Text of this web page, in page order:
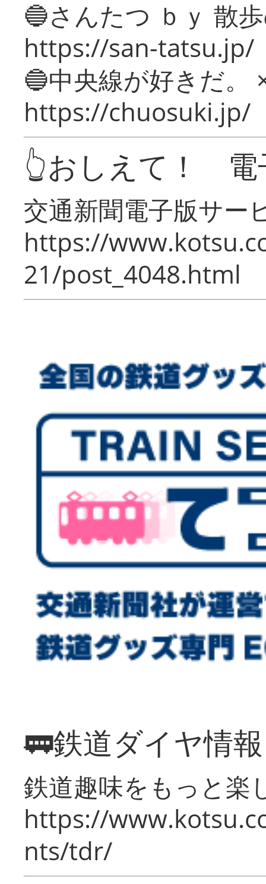
🔵さんたつ ｂｙ 散
https://san-tatsu.jp/
🔵中央線が好きだ。
https://chuosuki.jp/
👆おしえて！ 電
交通新聞電子版サー
https://
21/post_4048.html
🚃鉄道ダイヤ情
鉄道趣味をもっと楽
https://
nts/tdr/